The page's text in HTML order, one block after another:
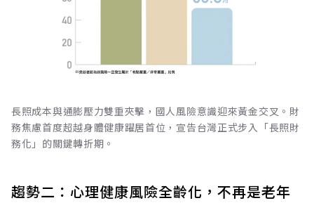
長照成本與通膨壓力雙重夾擊，國人風險意識迎來黃金交叉。財
務焦慮首度超越身體健康躍居首位，宣告台灣正式步入「長照財
務化」的關鍵轉折期。
趨勢二：心理健康風險全齡化，不再是老年